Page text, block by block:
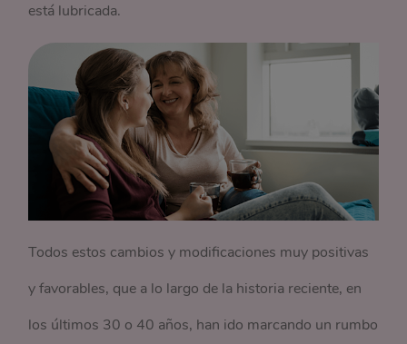
está lubricada.
Todos estos cambios y modificaciones muy positivas
y favorables, que a lo largo de la historia reciente, en
los últimos 30 o 40 años, han ido marcando un rumbo